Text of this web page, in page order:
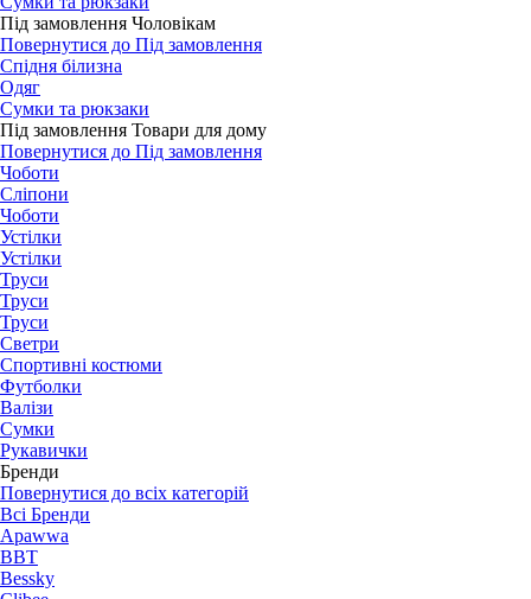
Під замовлення Чоловікам
Повернутися до Під замовлення
Спідня білизна
Одяг
Сумки та рюкзаки
Під замовлення Товари для дому
Повернутися до Під замовлення
Чоботи
Сліпони
Чоботи
Устілки
Устілки
Труси
Труси
Труси
Светри
Спортивні костюми
Футболки
Валізи
Сумки
Рукавички
Бренди
Повернутися до всіх категорій
Всі Бренди
Apawwa
BBT
Bessky